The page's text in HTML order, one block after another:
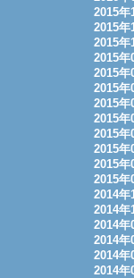
2015年
2015年
2015年
2015年
2015年
2015年
2015年
2015年
2015年
2015年
2015年
2015年
2014年
2014年
2014年
2014年
2014年
2014年